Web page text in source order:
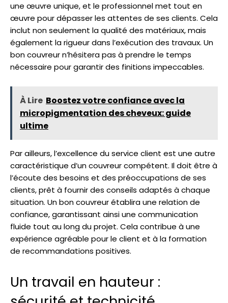
une œuvre unique, et le professionnel met tout en
œuvre pour dépasser les attentes de ses clients. Cela
inclut non seulement la qualité des matériaux, mais
également la rigueur dans l’exécution des travaux. Un
bon couvreur n’hésitera pas à prendre le temps
nécessaire pour garantir des finitions impeccables.
À Lire Boostez votre confiance avec la
micropigmentation des cheveux: guide
ultime
Par ailleurs, l’excellence du service client est une autre
caractéristique d’un couvreur compétent. Il doit être à
l’écoute des besoins et des préoccupations de ses
clients, prêt à fournir des conseils adaptés à chaque
situation. Un bon couvreur établira une relation de
confiance, garantissant ainsi une communication
fluide tout au long du projet. Cela contribue à une
expérience agréable pour le client et à la formation
de recommandations positives.
Un travail en hauteur :